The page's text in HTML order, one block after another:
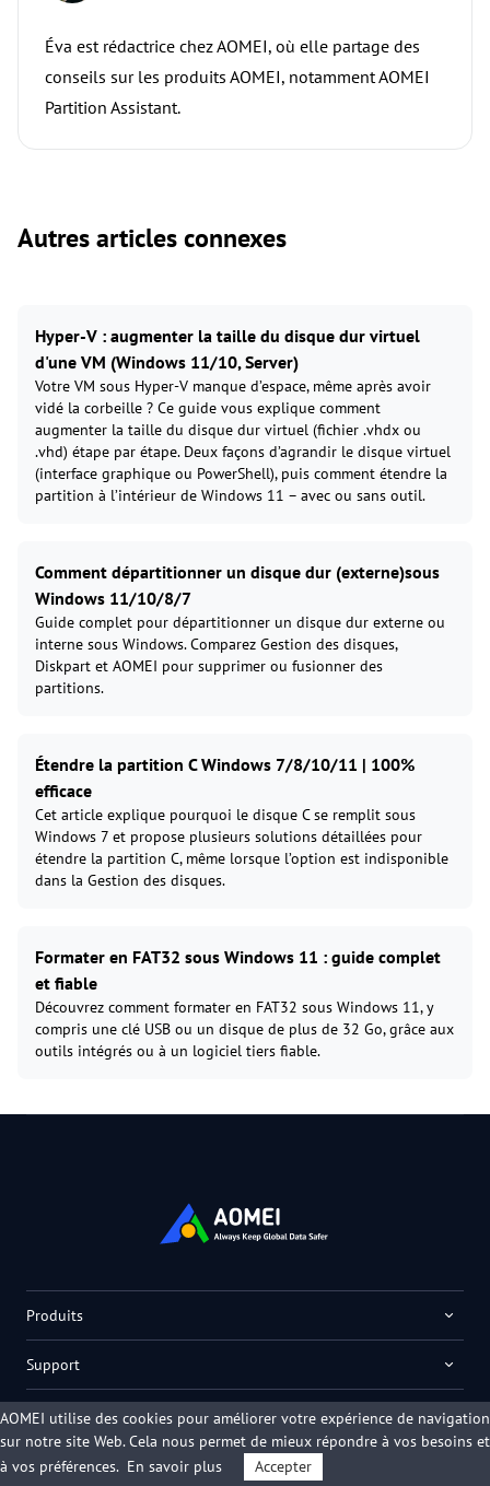
Éva est rédactrice chez AOMEI, où elle partage des
conseils sur les produits AOMEI, notamment AOMEI
Partition Assistant.
Autres articles connexes
Hyper-V : augmenter la taille du disque dur virtuel
d'une VM (Windows 11/10, Server)
Votre VM sous Hyper-V manque d’espace, même après avoir
vidé la corbeille ? Ce guide vous explique comment
augmenter la taille du disque dur virtuel (fichier .vhdx ou
.vhd) étape par étape. Deux façons d’agrandir le disque virtuel
(interface graphique ou PowerShell), puis comment étendre la
partition à l’intérieur de Windows 11 – avec ou sans outil.
Comment départitionner un disque dur (externe)sous
Windows 11/10/8/7
Guide complet pour départitionner un disque dur externe ou
interne sous Windows. Comparez Gestion des disques,
Diskpart et AOMEI pour supprimer ou fusionner des
partitions.
Étendre la partition C Windows 7/8/10/11 | 100%
efficace
Cet article explique pourquoi le disque C se remplit sous
Windows 7 et propose plusieurs solutions détaillées pour
étendre la partition C, même lorsque l’option est indisponible
dans la Gestion des disques.
Formater en FAT32 sous Windows 11 : guide complet
et fiable
Découvrez comment formater en FAT32 sous Windows 11, y
compris une clé USB ou un disque de plus de 32 Go, grâce aux
outils intégrés ou à un logiciel tiers fiable.
Produits
Support
Entreprise
AOMEI utilise des cookies pour améliorer votre expérience de navigation
sur notre site Web. Cela nous permet de mieux répondre à vos besoins et
à vos préférences. En savoir plus Accepter